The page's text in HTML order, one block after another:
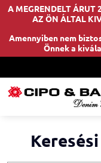
A MEGRENDELT ÁRUT
AZ ÖN ÁLTAL
Amennyiben nem
Önnek a